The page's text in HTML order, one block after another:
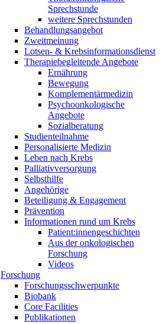
Sprechstunde
weitere Sprechstunden
Behandlungsangebot
Zweitmeinung
Lotsen- & Krebsinformationsdienst
Therapiebegleitende Angebote
Ernährung
Bewegung
Komplementärmedizin
Psychoonkologische
Angebote
Sozialberatung
Studienteilnahme
Personalisierte Medizin
Leben nach Krebs
Palliativversorgung
Selbsthilfe
Angehörige
Beteiligung & Engagement
Prävention
Informationen rund um Krebs
Patient:innengeschichten
Aus der onkologischen
Forschung
Videos
Forschung
Forschungsschwerpunkte
Biobank
Core Facilities
Publikationen